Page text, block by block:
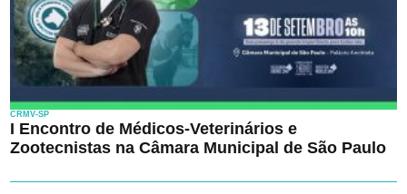
CRMV-SP
I Encontro de Médicos-Veterinários e
Zootecnistas na Câmara Municipal de São Paulo